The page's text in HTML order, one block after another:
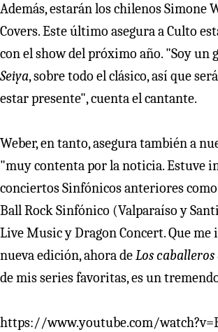
Además, estarán los chilenos Simone
Covers. Este último asegura a Culto
con el show del próximo año. "Soy un
Seiya, sobre todo el clásico, así que
estar presente", cuenta el cantante.
Weber, en tanto, asegura también a
"muy contenta por la noticia. Estuve
conciertos Sinfónicos anteriores
Ball Rock Sinfónico (Valparaíso y
Live Music y Dragon Concert. Que
nueva edición, ahora deLos
de mis series favoritas, es un
https://www.youtube.com/